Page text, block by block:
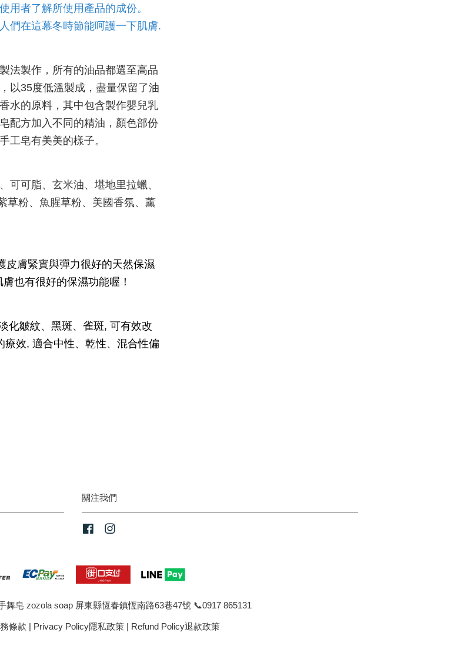
用者了解所使用產品的成份。
們在這幕冬時節能呵護一下肌膚.
法製作，所有的油品都選至高品
以35度低溫製成，盡量保留了油
水的原料，其中包含製作嬰兒乳
配方加入不同的精油，顏色部份
工皂有美美的樣子。
可可脂、玄米油、堪地里拉蠟、
草粉、魚腥草粉、美國香氛、薰
皮膚緊實與彈力很好的天然保濕
也有很好的保濕功能喔！
化皺紋、黑斑、雀斑, 可有效改
效, 適合中性、乾性、混合性偏
關注我們
Facebook
舞皂 zozola soap 屏東縣恆春鎮恆南路63巷47號 📞0917 865131
條款 | Privacy Policy隱私政策 | Refund Policy退款政策